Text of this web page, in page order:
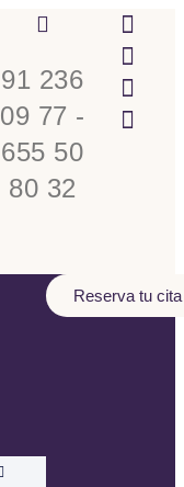
91 236
09 77 -
655 50
80 32
Reserva tu cita